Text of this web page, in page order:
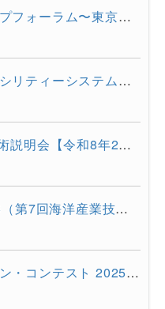
東京海洋大学スタートアップフォーラム〜東京都大学発スタートア...
（作業完了）オープンファシリティーシステムの一時停止について...
JST 東京海洋大学・新技術説明会【令和8年2月17日 オンライン開...
Offshore Tech Japan 2026（第7回海洋産業技術展） に出展します...
東京海洋大学ビジネスプラン・コンテスト 2025開催報告